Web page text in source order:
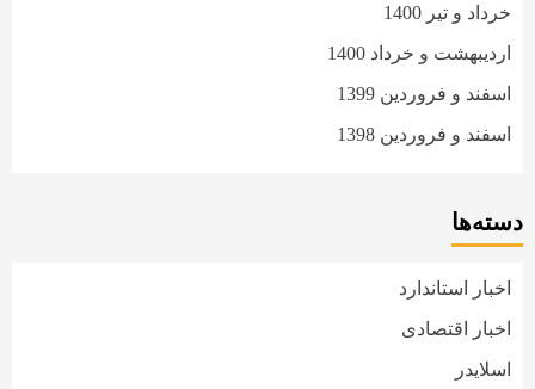
خرداد و تیر 1400
اردیبهشت و خرداد 1400
اسفند و فروردین 1399
اسفند و فروردین 1398
دسته‌ها
اخبار استاندارد
اخبار اقتصادی
اسلایدر